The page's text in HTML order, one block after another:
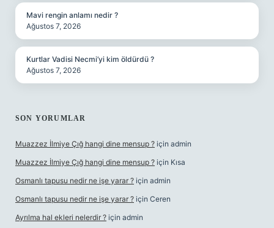
Mavi rengin anlamı nedir ?
Ağustos 7, 2026
Kurtlar Vadisi Necmi’yi kim öldürdü ?
Ağustos 7, 2026
SON YORUMLAR
Muazzez İlmiye Çığ hangi dine mensup ? için admin
Muazzez İlmiye Çığ hangi dine mensup ? için Kısa
Osmanlı tapusu nedir ne işe yarar ? için admin
Osmanlı tapusu nedir ne işe yarar ? için Ceren
Ayrılma hal ekleri nelerdir ? için admin